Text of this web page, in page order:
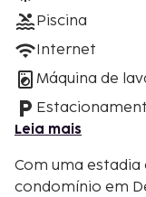
Piscina
Internet
Máquina de
Leia mais
Com uma
condomínio em